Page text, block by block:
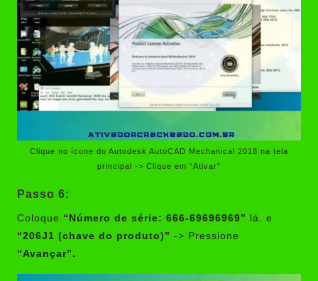
Clique no ícone do Autodesk AutoCAD Mechanical 2018 na tela
principal -> Clique em “Ativar”
Passo 6:
Coloque “Número de série: 666-69696969”
lá. e
“206J1 (chave do produto)” -> Pressione
“Avançar”.